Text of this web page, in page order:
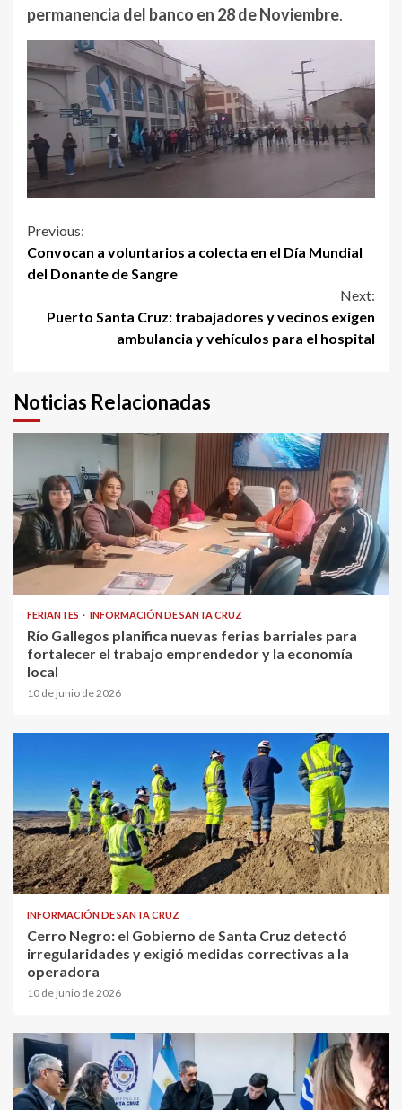
permanencia del banco en 28 de Noviembre.
Continue
Reading
Previous:
Convocan a voluntarios a colecta en el Día Mundial
del Donante de Sangre
Next:
Puerto Santa Cruz: trabajadores y vecinos exigen
ambulancia y vehículos para el hospital
Noticias Relacionadas
FERIANTES INFORMACIÓN DE SANTA CRUZ
Río Gallegos planifica nuevas ferias barriales para
fortalecer el trabajo emprendedor y la economía
local
10 de junio de 2026
INFORMACIÓN DE SANTA CRUZ
Cerro Negro: el Gobierno de Santa Cruz detectó
irregularidades y exigió medidas correctivas a la
operadora
10 de junio de 2026